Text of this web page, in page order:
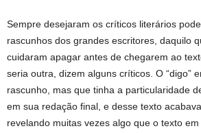
Sempre desejaram os críticos literários
rascunhos dos grandes escritores, daquilo
cuidaram apagar antes de chegarem ao
seria outra, dizem alguns críticos. O “digo”
rascunho, mas que tinha a particularidade
em sua redação final, e desse texto
revelando muitas vezes algo que o texto